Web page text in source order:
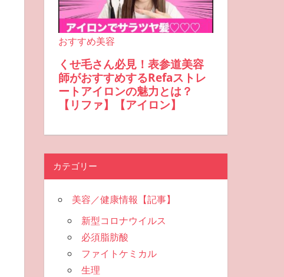
カテゴリー
美容／健康情報【記事】
新型コロナウイルス
必須脂肪酸
ファイトケミカル
生理